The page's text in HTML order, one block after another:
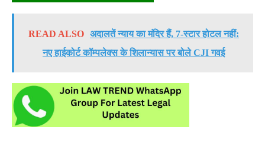
READ ALSO अदालतें न्याय का मंदिर हैं, 7-स्टार होटल नहीं:
नए हाईकोर्ट कॉम्पलेक्स के शिलान्यास पर बोले CJI गवई